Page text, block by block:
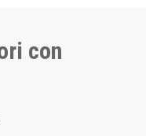
con